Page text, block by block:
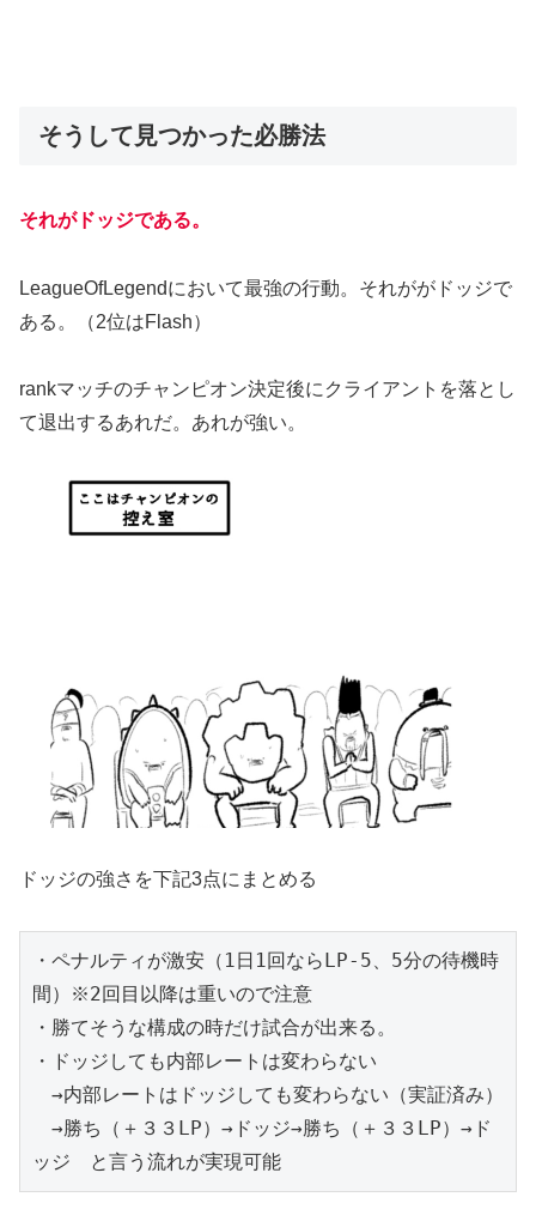
そうして見つかった必勝法
それがドッジである。
LeagueOfLegendにおいて最強の行動。それががドッジで
ある。（2位はFlash）
rankマッチのチャンピオン決定後にクライアントを落とし
て退出するあれだ。あれが強い。
ドッジの強さを下記3点にまとめる
・ペナルティが激安（1日1回ならLP-5、5分の待機時
間）※2回目以降は重いので注意
・勝てそうな構成の時だけ試合が出来る。
・ドッジしても内部レートは変わらない
→内部レートはドッジしても変わらない（実証済み）
→勝ち（＋３３LP）→ドッジ→勝ち（＋３３LP）→ド
ッジ　と言う流れが実現可能